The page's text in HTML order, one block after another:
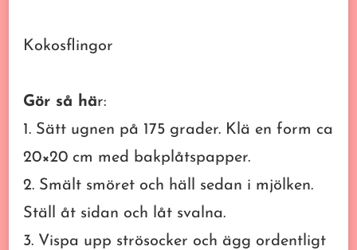
Kokosflingor
Gör så här:
1. Sätt ugnen på 175 grader. Klä en form ca
20×20 cm med bakplåtspapper.
2. Smält smöret och häll sedan i mjölken.
Ställ åt sidan och låt svalna.
3. Vispa upp strösocker och ägg ordentligt